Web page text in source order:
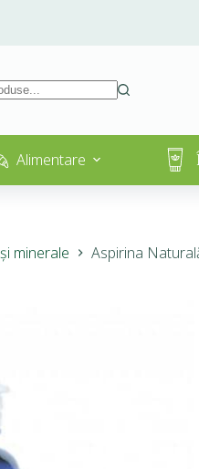
Alimentare
minerale Aspirina